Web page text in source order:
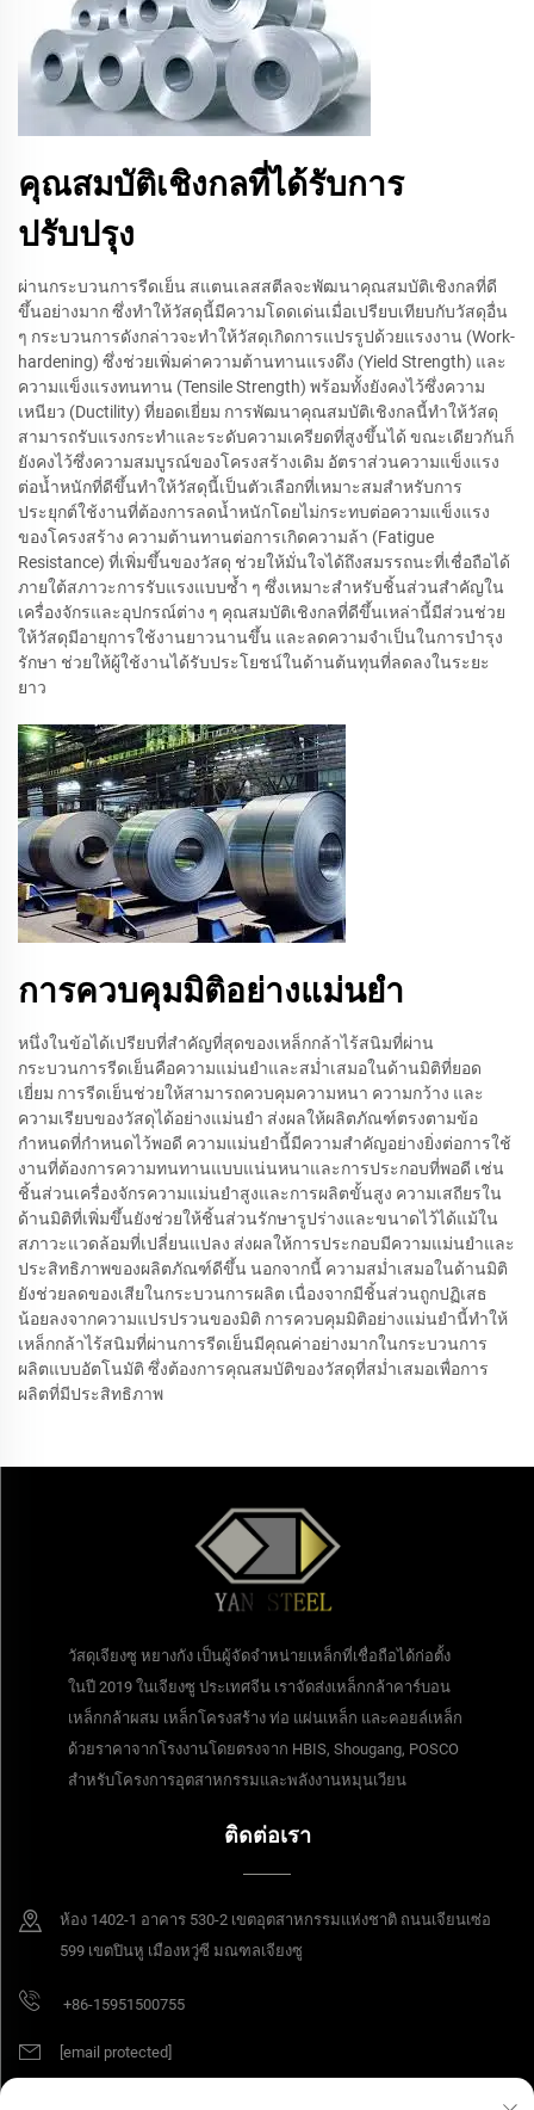
คุณสมบัติเชิงกลที่ได้รับการ
ปรับปรุง
ผ่านกระบวนการรีดเย็น สแตนเลสสตีลจะพัฒนาคุณสมบัติเชิงกลที่ดี
ขึ้นอย่างมาก ซึ่งทำให้วัสดุนี้มีความโดดเด่นเมื่อเปรียบเทียบกับวัสดุอื่น
ๆ กระบวนการดังกล่าวจะทำให้วัสดุเกิดการแปรรูปด้วยแรงงาน (Work-
hardening) ซึ่งช่วยเพิ่มค่าความต้านทานแรงดึง (Yield Strength) และ
ความแข็งแรงทนทาน (Tensile Strength) พร้อมทั้งยังคงไว้ซึ่งความ
เหนียว (Ductility) ที่ยอดเยี่ยม การพัฒนาคุณสมบัติเชิงกลนี้ทำให้วัสดุ
สามารถรับแรงกระทำและระดับความเครียดที่สูงขึ้นได้ ขณะเดียวกันก็
ยังคงไว้ซึ่งความสมบูรณ์ของโครงสร้างเดิม อัตราส่วนความแข็งแรง
ต่อน้ำหนักที่ดีขึ้นทำให้วัสดุนี้เป็นตัวเลือกที่เหมาะสมสำหรับการ
ประยุกต์ใช้งานที่ต้องการลดน้ำหนักโดยไม่กระทบต่อความแข็งแรง
ของโครงสร้าง ความต้านทานต่อการเกิดความล้า (Fatigue
Resistance) ที่เพิ่มขึ้นของวัสดุ ช่วยให้มั่นใจได้ถึงสมรรถนะที่เชื่อถือได้
ภายใต้สภาวะการรับแรงแบบซ้ำ ๆ ซึ่งเหมาะสำหรับชิ้นส่วนสำคัญใน
เครื่องจักรและอุปกรณ์ต่าง ๆ คุณสมบัติเชิงกลที่ดีขึ้นเหล่านี้มีส่วนช่วย
ให้วัสดุมีอายุการใช้งานยาวนานขึ้น และลดความจำเป็นในการบำรุง
รักษา ช่วยให้ผู้ใช้งานได้รับประโยชน์ในด้านต้นทุนที่ลดลงในระยะ
ยาว
การควบคุมมิติอย่างแม่นยำ
หนึ่งในข้อได้เปรียบที่สำคัญที่สุดของเหล็กกล้าไร้สนิมที่ผ่าน
กระบวนการรีดเย็นคือความแม่นยำและสม่ำเสมอในด้านมิติที่ยอด
เยี่ยม การรีดเย็นช่วยให้สามารถควบคุมความหนา ความกว้าง และ
ความเรียบของวัสดุได้อย่างแม่นยำ ส่งผลให้ผลิตภัณฑ์ตรงตามข้อ
กำหนดที่กำหนดไว้พอดี ความแม่นยำนี้มีความสำคัญอย่างยิ่งต่อการใช้
งานที่ต้องการความทนทานแบบแน่นหนาและการประกอบที่พอดี เช่น
ชิ้นส่วนเครื่องจักรความแม่นยำสูงและการผลิตขั้นสูง ความเสถียรใน
ด้านมิติที่เพิ่มขึ้นยังช่วยให้ชิ้นส่วนรักษารูปร่างและขนาดไว้ได้แม้ใน
สภาวะแวดล้อมที่เปลี่ยนแปลง ส่งผลให้การประกอบมีความแม่นยำและ
ประสิทธิภาพของผลิตภัณฑ์ดีขึ้น นอกจากนี้ ความสม่ำเสมอในด้านมิติ
ยังช่วยลดของเสียในกระบวนการผลิต เนื่องจากมีชิ้นส่วนถูกปฏิเสธ
น้อยลงจากความแปรปรวนของมิติ การควบคุมมิติอย่างแม่นยำนี้ทำให้
เหล็กกล้าไร้สนิมที่ผ่านการรีดเย็นมีคุณค่าอย่างมากในกระบวนการ
ผลิตแบบอัตโนมัติ ซึ่งต้องการคุณสมบัติของวัสดุที่สม่ำเสมอเพื่อการ
ผลิตที่มีประสิทธิภาพ
วัสดุเจียงซู หยางกัง เป็นผู้จัดจำหน่ายเหล็กที่เชื่อถือได้ก่อตั้ง
ในปี 2019 ในเจียงซู ประเทศจีน เราจัดส่งเหล็กกล้าคาร์บอน
เหล็กกล้าผสม เหล็กโครงสร้าง ท่อ แผ่นเหล็ก และคอยล์เหล็ก
ด้วยราคาจากโรงงานโดยตรงจาก HBIS, Shougang, POSCO
สำหรับโครงการอุตสาหกรรมและพลังงานหมุนเวียน
ติดต่อเรา
ห้อง 1402-1 อาคาร 530-2 เขตอุตสาหกรรมแห่งชาติ ถนนเจียนเซ่อ
599 เขตปินหู เมืองหวู่ซี มณฑลเจียงซู
+86-15951500755
[email protected]